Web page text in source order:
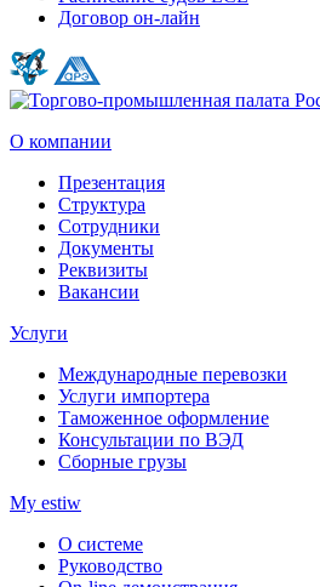
Договор он-лайн
О компании
Презентация
Структура
Сотрудники
Документы
Реквизиты
Вакансии
Услуги
Международные перевозки
Услуги импортера
Таможенное оформление
Консультации по ВЭД
Сборные грузы
My estiw
О системе
Руководство